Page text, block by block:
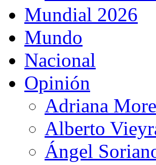
Mundial 2026
Mundo
Nacional
Opinión
Adriana
Alberto
Ángel